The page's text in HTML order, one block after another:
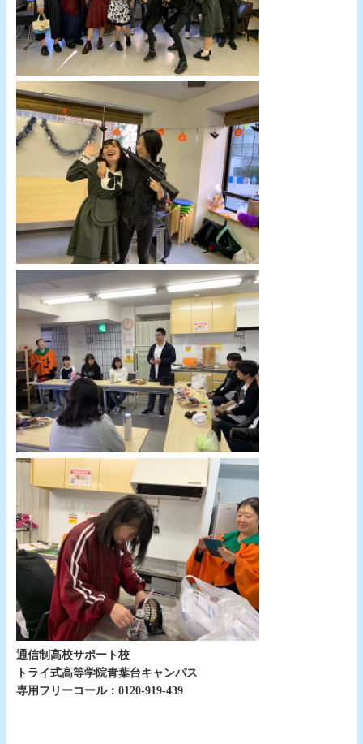
通信制高校サポート校
トライ式高等学院青葉台キャンパス
専用フリーコール：0120-919-439